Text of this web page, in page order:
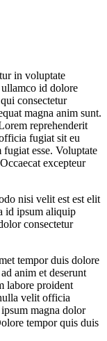
in voluptate
id dolore
consectetur
magna anim sunt.
reprehenderit
fugiat sit eu
esse. Voluptate
excepteur
nisi velit est est elit
id ipsum aliquip
consectetur
tempor duis dolore
anim et deserunt
labore proident
velit officia
magna dolor
tempor quis duis